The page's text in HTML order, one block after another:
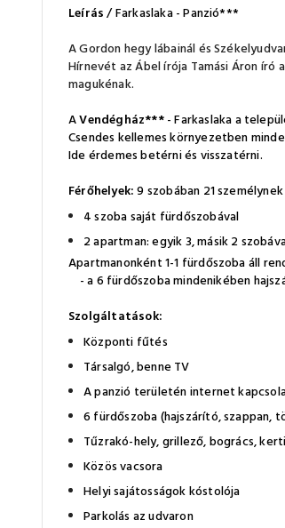
Leírás/ Farkaslaka - Panzió***
A Gordon hegy lábainál és
Hírnevét az Ábel írója Tamási Áron
magukénak.
AVendégház***- Farkaslaka a
Csendes kellemes környezetben
Ide érdemes betérni és visszatérni.
Férőhelyek:9 szobában 21 személynek
4 szoba saját fürdőszobával
2 apartman: egyik 3, másik 2
Apartmanonként 1-1 fürdőszoba áll
- a 6 fürdőszoba mindenikében
Szolgáltatások:
Központi fűtés
Társalgó, benne TV
A panzió területén internet
6 fürdőszoba (hajszárító, szappan,
Tűzrakó-hely, grillező, bogrács,
Közös vacsora
Helyi sajátosságok kóstolója
Parkolás az udvaron